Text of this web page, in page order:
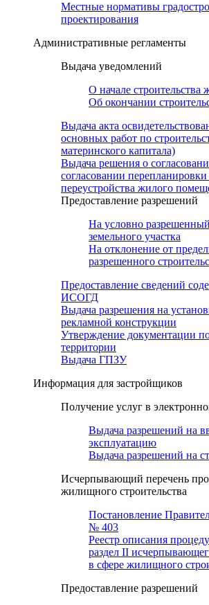
Местные нормативы
проектирования
Административные регламенты
Выдача уведомлений
О начале строительства
Об окончании
Выдача акта
основных работ по
материнского капитала)
Выдача решения о
согласовании
переустройства жилого
Предоставление разрешений
На условно
земельного участка
На отклонение от
разрешенного
Предоставление сведений
ИСОГД
Выдача разрешения на
рекламной конструкции
Утверждение документации
территории
Выдача ГПЗУ
Информация для застройщиков
Получение услуг в
Выдача разрешений на
эксплуатацию
Выдача разрешений на
Исчерпывающий перечень
жилищного строительства
Постановление
№ 403
Реестр описания
раздел II
в сфере жилищного
Предоставление разрешений